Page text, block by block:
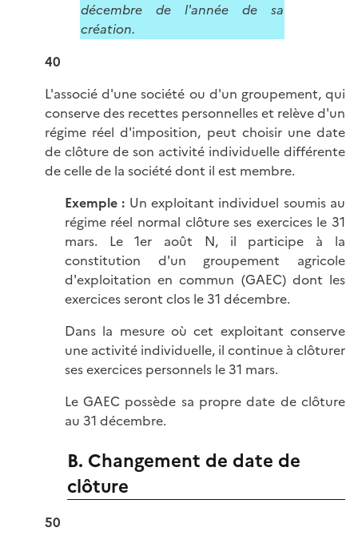
décembre de l'année de sa
création.
40
L'associé d'une société ou d'un groupement, qui
conserve des recettes personnelles et relève d'un
régime réel d'imposition, peut choisir une date
de clôture de son activité individuelle différente
de celle de la société dont il est membre.
Exemple : Un exploitant individuel soumis au
régime réel normal clôture ses exercices le 31
mars. Le 1er août N, il participe à la
constitution d'un groupement agricole
d'exploitation en commun (GAEC) dont les
exercices seront clos le 31 décembre.
Dans la mesure où cet exploitant conserve
une activité individuelle, il continue à clôturer
ses exercices personnels le 31 mars.
Le GAEC possède sa propre date de clôture
au 31 décembre.
B. Changement de date de
clôture
50